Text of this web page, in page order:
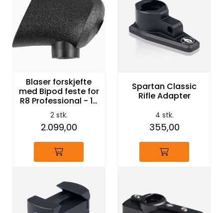
Blaser forskjefte
med Bipod feste for
R8 Professional - 17
mm Profil
2 stk.
2.099,00
Spartan Classic
Rifle Adapter
4 stk.
355,00